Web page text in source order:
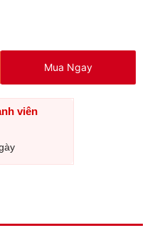
Mua Ngay
viên